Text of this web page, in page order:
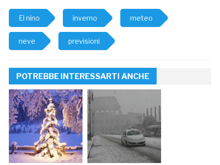
El nino inverno meteo
neve previsioni
POTREBBE INTERESSARTI ANCHE